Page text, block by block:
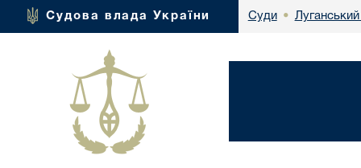
Судова влада України Суди •